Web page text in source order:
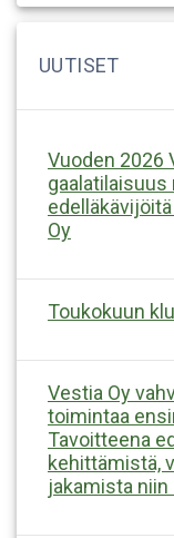
Vuoden 2026
Oy
Toukokuun
Vestia Oy
toimintaa
Tavoitteena
kehittämistä,
jakamista